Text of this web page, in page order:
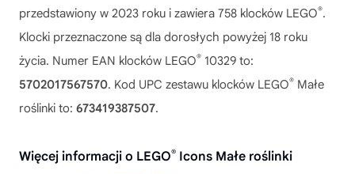
przedstawiony w 2023 roku i zawiera 758 klocków LEGO®.
Klocki przeznaczone są dla dorosłych powyżej 18 roku
życia. Numer EAN klocków LEGO® 10329 to:
5702017567570. Kod UPC zestawu klocków LEGO® Małe
roślinki to: 673419387507.
Więcej informacji o LEGO® Icons Małe roślinki